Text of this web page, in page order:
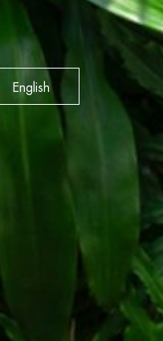
English